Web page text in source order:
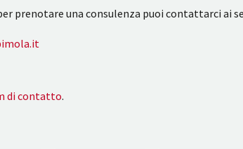
prenotare una consulenza puoi contattarci ai
di contatto.